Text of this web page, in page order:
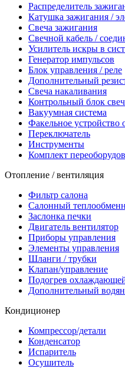
Распределитель
Катушка зажигания /
Свеча зажигания
Свечной кабель /
Усилитель искры в
Генератор импульсов
Блок управления / реле
Дополнительный
Свеча накаливания
Контрольный блок
Вакуумная система
Факельное устройство
Переключатель
Инструменты
Комплект
Отопление / вентиляция
Фильтр салона
Салонный
Заслонка печки
Двигатель вентилятор
Приборы управления
Элементы управления
Шланги / трубки
Клапан/управление
Подогрев
Дополнительный
Кондиционер
Компрессор/детали
Конденсатор
Испаритель
Осушитель